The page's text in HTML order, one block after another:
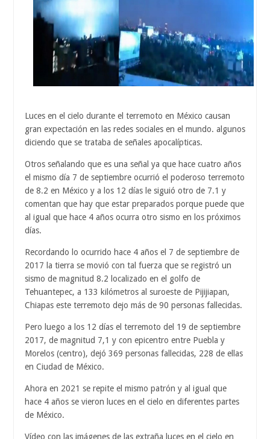
Luces en el cielo durante el terremoto en México causan
gran expectación en las redes sociales en el mundo. algunos
diciendo que se trataba de señales apocalípticas.
Otros señalando que es una señal ya que hace cuatro años
el mismo día 7 de septiembre ocurrió el poderoso terremoto
de 8.2 en México y a los 12 días le siguió otro de 7.1 y
comentan que hay que estar preparados porque puede que
al igual que hace 4 años ocurra otro sismo en los próximos
días.
Recordando lo ocurrido hace 4 años el 7 de septiembre de
2017 la tierra se movió con tal fuerza que se registró un
sismo de magnitud 8.2 localizado en el golfo de
Tehuantepec, a 133 kilómetros al suroeste de Pijijiapan,
Chiapas este terremoto dejo más de 90 personas fallecidas.
Pero luego a los 12 días el terremoto del 19 de septiembre
2017, de magnitud 7,1 y con epicentro entre Puebla y
Morelos (centro), dejó 369 personas fallecidas, 228 de ellas
en Ciudad de México.
Ahora en 2021 se repite el mismo patrón y al igual que
hace 4 años se vieron luces en el cielo en diferentes partes
de México.
Vídeo con las imágenes de las extraña luces en el cielo en